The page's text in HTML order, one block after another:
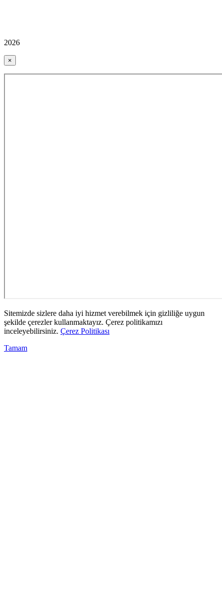
2026
×
Sitemizde sizlere daha iyi hizmet verebilmek için gizliliğe uygun
şekilde çerezler kullanmaktayız. Çerez politikamızı
inceleyebilirsiniz. Çerez Politikası
Tamam